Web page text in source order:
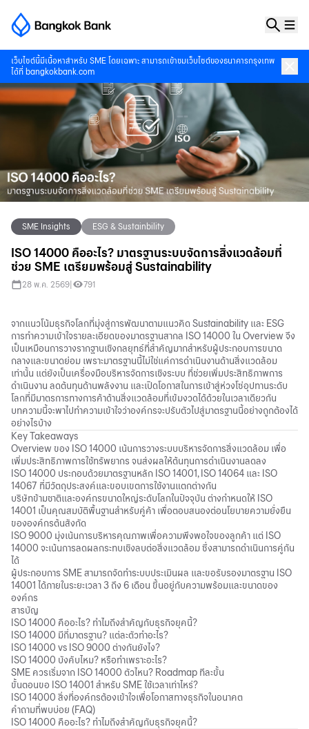
เว็บไซต์นี้มีเนื้อหาสำหรับ SME โดยเฉพาะ สามารถเข้าชมเว็บไซต์ของธนาคารกรุงเทพ
ได้ที่ bangkokbank.com
SME Insights ESG & Sustainbility
ISO 14000 คืออะไร? มาตรฐานระบบจัดการสิ่งแวดล้อมที่
ช่วย SME เตรียมพร้อมสู่ Sustainability
28 พ.ค. 2569 791
จากแนวโน้มธุรกิจโลกที่มุ่งสู่การพัฒนาตามแนวคิด Sustainability และ ESG
การทำความเข้าใจรายละเอียดของมาตรฐานสากล ISO 14000 ใน Overview จึง
เป็นเหมือนการวางรากฐานเชิงกลยุทธ์ที่สำคัญมากสำหรับผู้ประกอบการขนาด
กลางและขนาดย่อม เพราะมาตรฐานนี้ไม่ใช่แค่การดำเนินงานด้านสิ่งแวดล้อม
เท่านั้น แต่ยังเป็นเครื่องมือบริหารจัดการเชิงระบบ ที่ช่วยเพิ่มประสิทธิภาพการ
ดำเนินงาน ลดต้นทุนด้านพลังงาน และเปิดโอกาสในการเข้าสู่ห่วงโซ่อุปทานระดับ
โลกที่มีมาตรการทางการค้าด้านสิ่งแวดล้อมที่เข้มงวดได้ด้วยในเวลาเดียวกัน
บทความนี้จะพาไปทำความเข้าใจว่าองค์กรจะปรับตัวไปสู่มาตรฐานนี้อย่างถูกต้องได้
อย่างไรบ้าง
Key Takeaways
Overview ของ ISO 14000 เน้นการวางระบบบริหารจัดการสิ่งแวดล้อม เพื่อ
เพิ่มประสิทธิภาพการใช้ทรัพยากร จนส่งผลให้ต้นทุนการดำเนินงานลดลง
ISO 14000 ประกอบด้วยมาตรฐานหลัก ISO 14001, ISO 14064 และ ISO
14067 ที่มีวัตถุประสงค์และขอบเขตการใช้งานแตกต่างกัน
บริษัทข้ามชาติและองค์กรขนาดใหญ่ระดับโลกในปัจจุบัน ต่างกำหนดให้ ISO
14001 เป็นคุณสมบัติพื้นฐานสำหรับคู่ค้า เพื่อตอบสนองต่อนโยบายความยั่งยืน
ขององค์กรต้นสังกัด
ISO 9000 มุ่งเน้นการบริหารคุณภาพเพื่อความพึงพอใจของลูกค้า แต่ ISO
14000 จะเน้นการลดผลกระทบเชิงลบต่อสิ่งแวดล้อม ซึ่งสามารถดำเนินการคู่กัน
ได้
ผู้ประกอบการ SME สามารถจัดทำระบบประเมินผล และขอรับรองมาตรฐาน ISO
14001 ได้ภายในระยะเวลา 3 ถึง 6 เดือน ขึ้นอยู่กับความพร้อมและขนาดของ
องค์กร
สารบัญ
ISO 14000 คืออะไร? ทำไมถึงสำคัญกับธุรกิจยุคนี้?
ISO 14000 มีกี่มาตรฐาน? แต่ละตัวทำอะไร?
ISO 14000 vs ISO 9000 ต่างกันยังไง?
ISO 14000 บังคับไหม? หรือทำเพราะอะไร?
SME ควรเริ่มจาก ISO 14000 ตัวไหน? Roadmap ทีละขั้น
ขั้นตอนขอ ISO 14001 สำหรับ SME ใช้เวลาเท่าไหร่?
ISO 14000 สิ่งที่องค์กรต้องเข้าใจเพื่อโอกาสทางธุรกิจในอนาคต
คำถามที่พบบ่อย (FAQ)
ISO 14000 คืออะไร? ทำไมถึงสำคัญกับธุรกิจยุคนี้?